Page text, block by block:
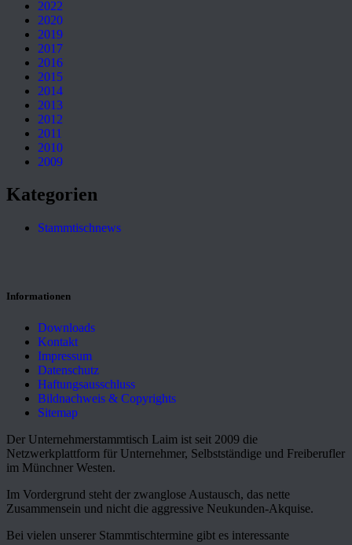
2022
2020
2019
2017
2016
2015
2014
2013
2012
2011
2010
2009
Kategorien
Stammtischnews
Informationen
Downloads
Kontakt
Impressum
Datenschutz
Haftungsausschluss
Bildnachweis & Copyrights
Sitemap
Der Unternehmerstammtisch Laim ist seit 2009 die
Netzwerkplattform für Unternehmer, Selbstständige und Freiberufler
im Münchner Westen.
Im Vordergrund steht der zwanglose Austausch, das nette
Zusammensein und nicht die aggressive Neukunden-Akquise.
Bei vielen unserer Stammtischtermine gibt es interessante